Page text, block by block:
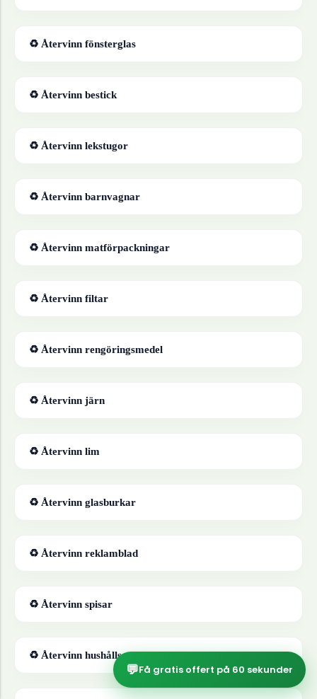
♻ Återvinn fönsterglas
♻ Återvinn bestick
♻ Återvinn lekstugor
♻ Återvinn barnvagnar
♻ Återvinn matförpackningar
♻ Återvinn filtar
♻ Återvinn rengöringsmedel
♻ Återvinn järn
♻ Återvinn lim
♻ Återvinn glasburkar
♻ Återvinn reklamblad
♻ Återvinn spisar
♻ Återvinn hushållsapparater
💬Få gratis offert på 60 sekunder